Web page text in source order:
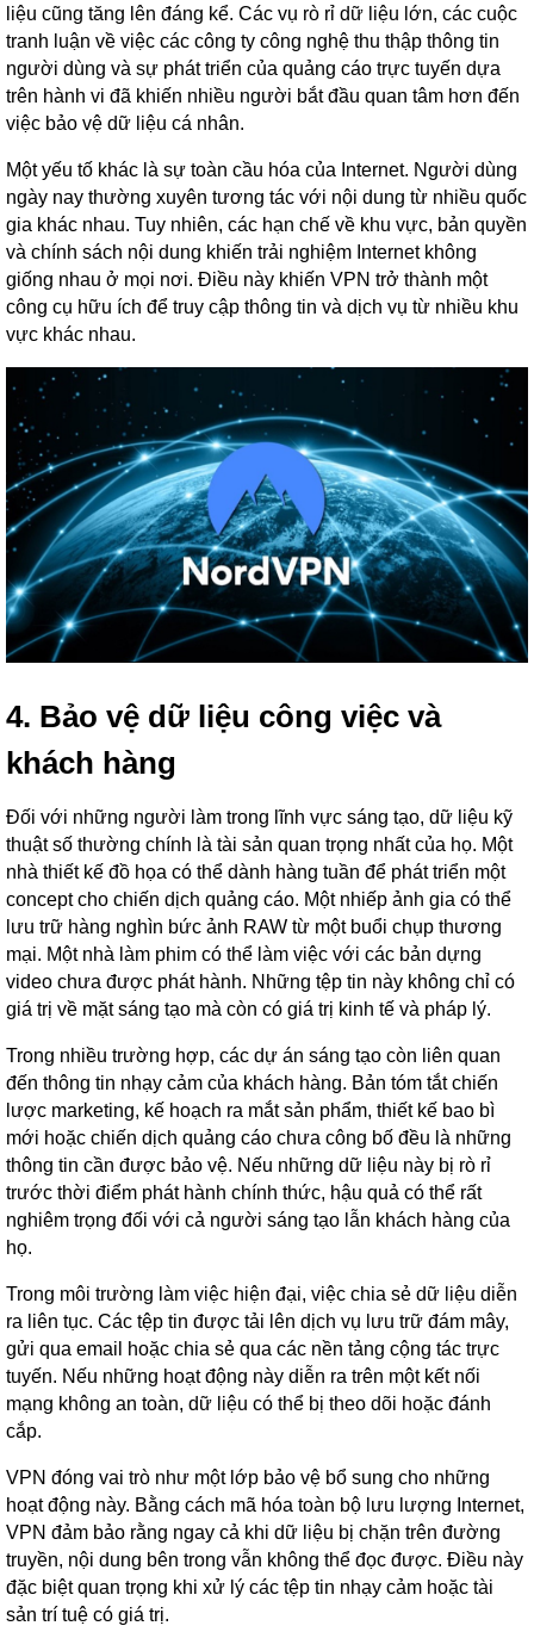
liệu cũng tăng lên đáng kể. Các vụ rò rỉ dữ liệu lớn, các cuộc
tranh luận về việc các công ty công nghệ thu thập thông tin
người dùng và sự phát triển của quảng cáo trực tuyến dựa
trên hành vi đã khiến nhiều người bắt đầu quan tâm hơn đến
việc bảo vệ dữ liệu cá nhân.
Một yếu tố khác là sự toàn cầu hóa của Internet. Người dùng
ngày nay thường xuyên tương tác với nội dung từ nhiều quốc
gia khác nhau. Tuy nhiên, các hạn chế về khu vực, bản quyền
và chính sách nội dung khiến trải nghiệm Internet không
giống nhau ở mọi nơi. Điều này khiến VPN trở thành một
công cụ hữu ích để truy cập thông tin và dịch vụ từ nhiều khu
vực khác nhau.
4. Bảo vệ dữ liệu công việc và
khách hàng
Đối với những người làm trong lĩnh vực sáng tạo, dữ liệu kỹ
thuật số thường chính là tài sản quan trọng nhất của họ. Một
nhà thiết kế đồ họa có thể dành hàng tuần để phát triển một
concept cho chiến dịch quảng cáo. Một nhiếp ảnh gia có thể
lưu trữ hàng nghìn bức ảnh RAW từ một buổi chụp thương
mại. Một nhà làm phim có thể làm việc với các bản dựng
video chưa được phát hành. Những tệp tin này không chỉ có
giá trị về mặt sáng tạo mà còn có giá trị kinh tế và pháp lý.
Trong nhiều trường hợp, các dự án sáng tạo còn liên quan
đến thông tin nhạy cảm của khách hàng. Bản tóm tắt chiến
lược marketing, kế hoạch ra mắt sản phẩm, thiết kế bao bì
mới hoặc chiến dịch quảng cáo chưa công bố đều là những
thông tin cần được bảo vệ. Nếu những dữ liệu này bị rò rỉ
trước thời điểm phát hành chính thức, hậu quả có thể rất
nghiêm trọng đối với cả người sáng tạo lẫn khách hàng của
họ.
Trong môi trường làm việc hiện đại, việc chia sẻ dữ liệu diễn
ra liên tục. Các tệp tin được tải lên dịch vụ lưu trữ đám mây,
gửi qua email hoặc chia sẻ qua các nền tảng cộng tác trực
tuyến. Nếu những hoạt động này diễn ra trên một kết nối
mạng không an toàn, dữ liệu có thể bị theo dõi hoặc đánh
cắp.
VPN đóng vai trò như một lớp bảo vệ bổ sung cho những
hoạt động này. Bằng cách mã hóa toàn bộ lưu lượng Internet,
VPN đảm bảo rằng ngay cả khi dữ liệu bị chặn trên đường
truyền, nội dung bên trong vẫn không thể đọc được. Điều này
đặc biệt quan trọng khi xử lý các tệp tin nhạy cảm hoặc tài
sản trí tuệ có giá trị.